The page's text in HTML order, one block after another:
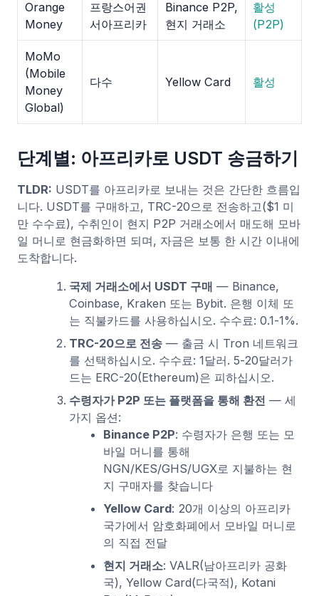
Orange
Money
프랑스어권
서아프리카
Binance P2P,
현지 거래소
활성
(P2P)
MoMo
(Mobile
Money
Global)
다수 Yellow Card 활성
단계별: 아프리카로 USDT 송금하기
TLDR: USDT를 아프리카로 보내는 것은 간단한 흐름입
니다. USDT를 구매하고, TRC-20으로 전송하고($1 미
만 수수료), 수취인이 현지 P2P 거래소에서 매도해 모바
일 머니로 현금화하면 되며, 자금은 보통 한 시간 이내에
도착합니다.
국제 거래소에서 USDT 구매 — Binance,
Coinbase, Kraken 또는 Bybit. 은행 이체 또
는 직불카드를 사용하십시오. 수수료: 0.1-1%.
TRC-20으로 전송— 출금 시 Tron 네트워크
를 선택하십시오. 수수료: 1달러. 5-20달러가
드는 ERC-20(Ethereum)은 피하십시오.
수령자가 P2P 또는 플랫폼을 통해 환전 — 세
가지 옵션:
Binance P2P: 수령자가 은행 또는 모
바일 머니를 통해
NGN/KES/GHS/UGX로 지불하는 현
지 구매자를 찾습니다
Yellow Card: 20개 이상의 아프리카
국가에서 암호화폐에서 모바일 머니로
의 직접 전달
현지 거래소: VALR(남아프리카 공화
국), Yellow Card(다국적), Kotani